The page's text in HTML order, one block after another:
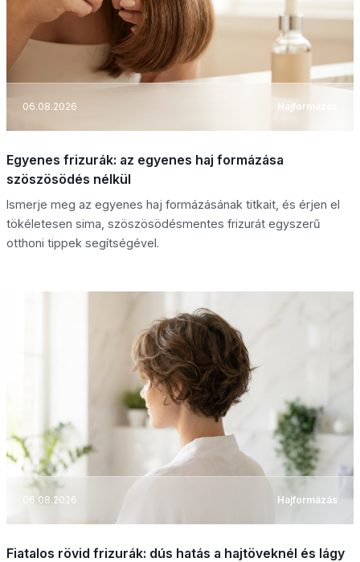
06.08.2026 Hajformázás
Egyenes frizurák: az egyenes haj formázása
szöszösödés nélkül
Ismerje meg az egyenes haj formázásának titkait, és érjen el
tökéletesen sima, szöszösödésmentes frizurát egyszerű
otthoni tippek segítségével.
06.08.2026 Hajformázás
Fiatalos rövid frizurák: dús hatás a hajtöveknél és lágy